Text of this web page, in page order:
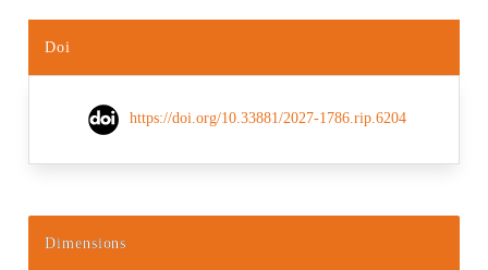
Doi
https://doi.org/10.33881/2027-1786.rip.6204
Dimensions